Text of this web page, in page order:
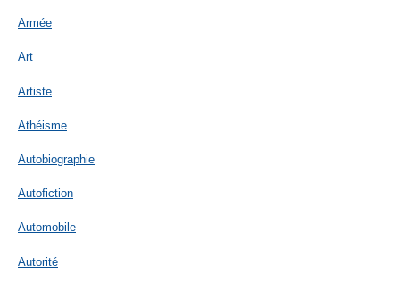
Armée
Art
Artiste
Athéisme
Autobiographie
Autofiction
Automobile
Autorité